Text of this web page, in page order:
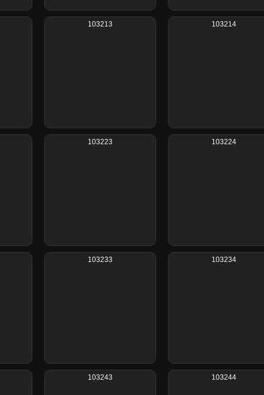
103213 103214
103223 103224
103233 103234
103243 103244